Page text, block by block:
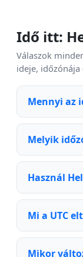
Idő itt:
Válaszok
ideje,
Mennyi az
Melyik
Használ
Mi a UTC
Mikor